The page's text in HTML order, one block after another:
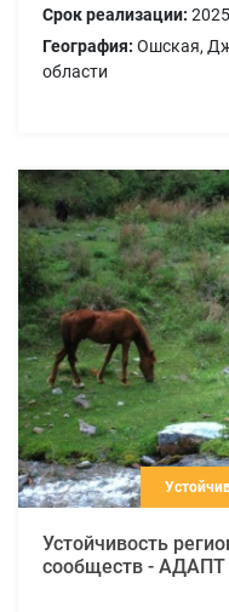
Срок реализации:
География: Ошская,
области
Устойчивость
сообществ - АДАПТ